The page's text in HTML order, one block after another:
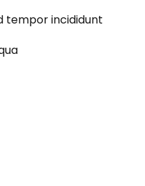
tempor incididunt